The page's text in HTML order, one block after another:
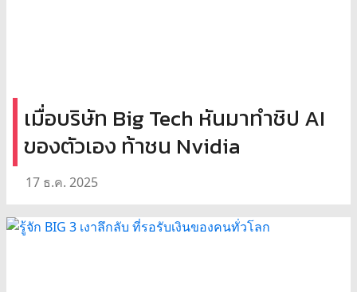
เมื่อบริษัท Big Tech หันมาทำชิป AI
ของตัวเอง ท้าชน Nvidia
17 ธ.ค. 2025